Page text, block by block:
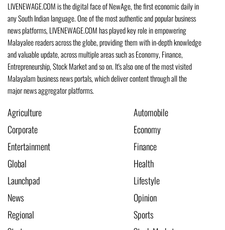
LIVENEWAGE.COM is the digital face of NewAge, the first economic daily in
any South Indian language. One of the most authentic and popular business
news platforms, LIVENEWAGE.COM has played key role in empowering
Malayalee readers across the globe, providing them with in-depth knowledge
and valuable update, across multiple areas such as Economy, Finance,
Entrepreneurship, Stock Market and so on. It's also one of the most visited
Malayalam business news portals, which deliver content through all the
major news aggregator platforms.
Agriculture
Automobile
Corporate
Economy
Entertainment
Finance
Global
Health
Launchpad
Lifestyle
News
Opinion
Regional
Sports